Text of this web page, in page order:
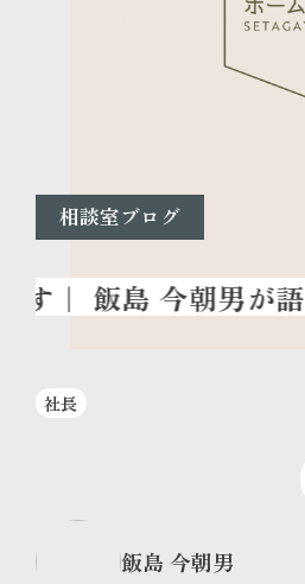
相談室ブログ
社長
飯島 今朝男